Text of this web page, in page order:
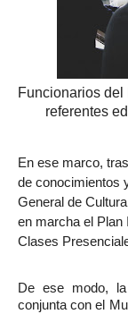
Funcionarios
referentes
En ese marco,
de conocimientos
General de
en marcha el Plan
Clases
De ese modo,
conjunta con el